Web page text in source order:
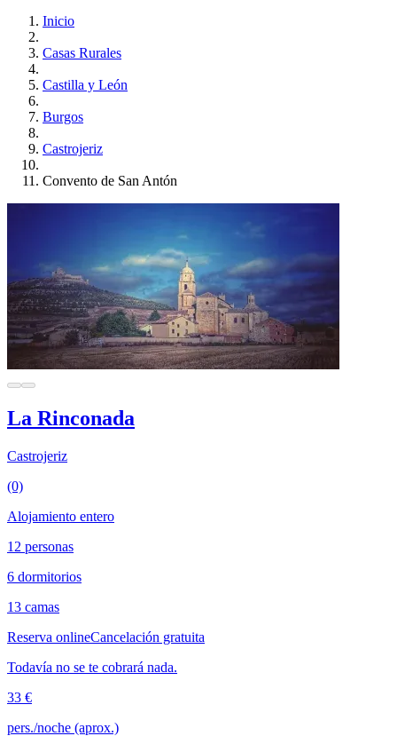
Inicio
Casas Rurales
Castilla y León
Burgos
Castrojeriz
Convento de San Antón
La Rinconada
Castrojeriz
(0)
Alojamiento entero
12 personas
6 dormitorios
13 camas
Reserva onlineCancelación gratuita
Todavía no se te cobrará nada.
33 €
pers./noche (aprox.)